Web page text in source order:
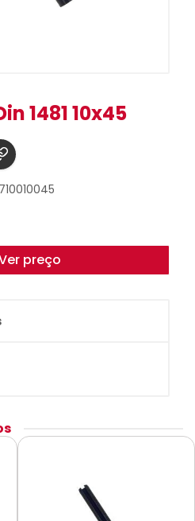
1481 10x45
preço